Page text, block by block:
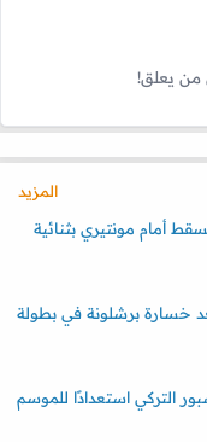
من يعلق!
المزيد
أمام مونتيري بثنائية
خسارة برشلونة في بطولة
التركي استعدادًا للموسم